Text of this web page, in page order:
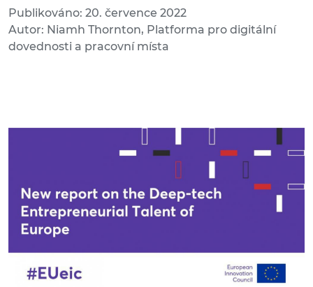
Publikováno: 20. července 2022
Autor: Niamh Thornton, Platforma pro digitální
dovednosti a pracovní místa